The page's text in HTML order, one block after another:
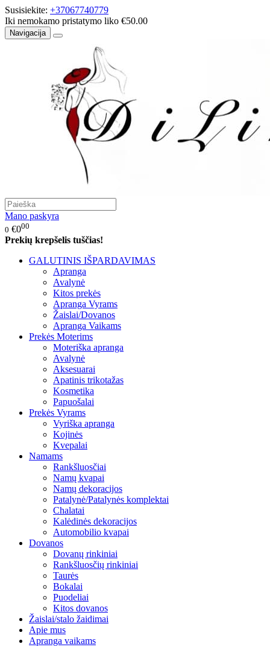
Susisiekite: +37067740779
Iki nemokamo pristatymo liko €50.00
Navigacija
Mano paskyra
0 €000
Prekių krepšelis tuščias!
GALUTINIS IŠPARDAVIMAS
Apranga
Avalynė
Kitos prekės
Apranga Vyrams
Žaislai/Dovanos
Apranga Vaikams
Prekės Moterims
Moteriška apranga
Avalynė
Aksesuarai
Apatinis trikotažas
Kosmetika
Papuošalai
Prekės Vyrams
Vyriška apranga
Kojinės
Kvepalai
Namams
Rankšluosčiai
Namų kvapai
Namų dekoracijos
Patalynė/Patalynės komplektai
Chalatai
Kalėdinės dekoracijos
Automobilio kvapai
Dovanos
Dovanų rinkiniai
Rankšluosčių rinkiniai
Taurės
Bokalai
Puodeliai
Kitos dovanos
Žaislai/stalo žaidimai
Apie mus
Apranga vaikams